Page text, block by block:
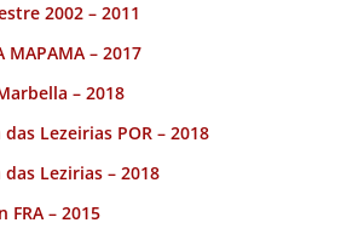
2002 – 2011
MAPAMA – 2017
– 2018
Lezeirias POR – 2018
Lezirias – 2018
FRA – 2015